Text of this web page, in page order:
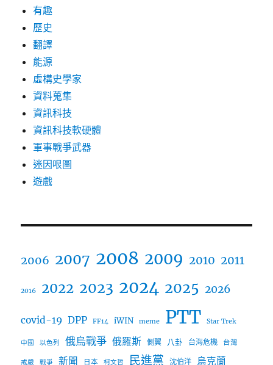
有趣
歷史
翻譯
能源
虛構史學家
資料蒐集
資訊科技
資訊科技軟硬體
軍事戰爭武器
迷因哏圖
遊戲
2006 2007 2008 2009 2010 2011
2016 2022 2023 2024 2025 2026
covid-19 DPP FF14 iWIN meme PTT Star Trek
中國 以色列 俄烏戰爭 俄羅斯 側翼 八卦 台海危機 台灣
戒嚴 戰爭 新聞 日本 柯文哲 民進黨 沈伯洋 烏克蘭